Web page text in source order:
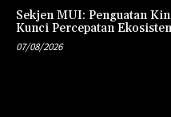
Sekjen MUI: Penguatan
Kunci Percepatan
07/08/2026